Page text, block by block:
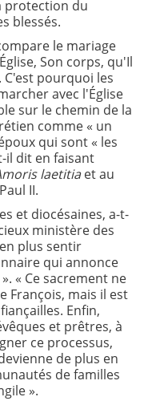
protection du
blessés.
le mariage
Son corps, qu'Il
C'est pourquoi les
avec l'Église
sur le chemin de la
comme « un
qui sont « les
il dit en faisant
laetitiaet au
II.
et diocésaines, a-t-
ministère des
plus sentir
qui annonce
« Ce sacrement ne
François, mais il est
Enfin,
et prêtres, à
ce processus,
de plus en
de familles
».